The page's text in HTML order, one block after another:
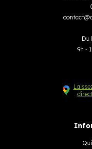
contact@
Du
9h -